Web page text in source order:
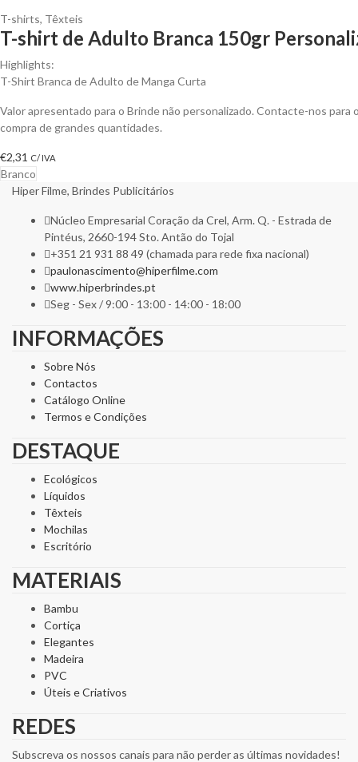
T-shirts, Têxteis
T-shirt de Adulto Branca 150gr
Highlights:
T-Shirt Branca de Adulto de Manga Curta
Valor apresentado para o Brinde não personalizado. Contacte-nos para
compra de grandes quantidades.
€2,31 C/ IVA
Branco
Hiper Filme, Brindes Publicitários
Núcleo Empresarial Coração da Crel, Arm. Q. - Estrada de
Pintéus, 2660-194 Sto. Antão do Tojal
+351 21 931 88 49 (chamada para rede fixa nacional)
paulonascimento@hiperfilme.com
www.hiperbrindes.pt
Seg - Sex / 9:00 - 13:00 - 14:00 - 18:00
INFORMAÇÕES
Sobre Nós
Contactos
Catálogo Online
Termos e Condições
DESTAQUE
Ecológicos
Líquidos
Têxteis
Mochilas
Escritório
MATERIAIS
Bambu
Cortiça
Elegantes
Madeira
PVC
Úteis e Criativos
REDES
Subscreva os nossos canais para não perder as últimas novidades!